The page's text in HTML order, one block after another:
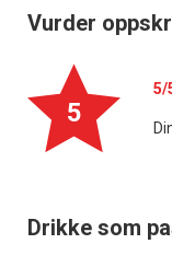
Vurder
5
5/
Drikke som